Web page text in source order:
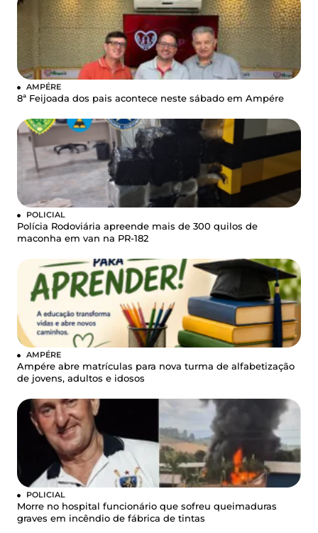
AMPÉRE
8ª Feijoada dos pais acontece neste sábado em Ampére
POLICIAL
Polícia Rodoviária apreende mais de 300 quilos de
maconha em van na PR-182
AMPÉRE
Ampére abre matrículas para nova turma de alfabetização
de jovens, adultos e idosos
POLICIAL
Morre no hospital funcionário que sofreu queimaduras
graves em incêndio de fábrica de tintas